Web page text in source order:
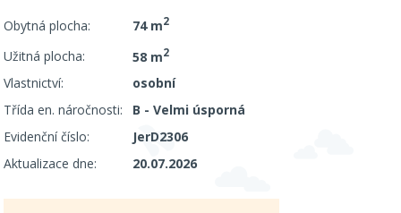
Obytná plocha: 74 m2
Užitná plocha: 58 m2
Vlastnictví:
osobní
Třída en. náročnosti:
B - Velmi úsporná
Evidenční číslo:
JerD2306
Aktualizace dne:
20.07.2026